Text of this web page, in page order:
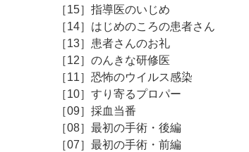
［15］指導医のいじめ
［14］はじめのころの患者さん
［13］患者さんのお礼
［12］のんきな研修医
［11］恐怖のウイルス感染
［10］すり寄るプロパー
［09］採血当番
［08］最初の手術・後編
［07］最初の手術・前編